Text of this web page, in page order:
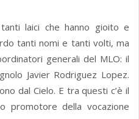
laici che hanno gioito e
tanti nomi e tanti volti, ma
generali del MLO: il
Javier Rodriguez Lopez.
dal Cielo. E tra questi c’è il
promotore della vocazione